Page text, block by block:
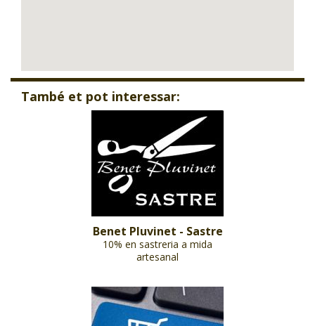
També et pot interessar:
Benet Pluvinet - Sastre
10% en sastreria a mida
artesanal